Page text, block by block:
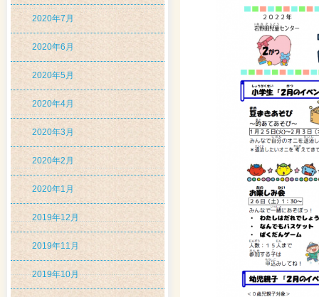
2020年7月
2020年6月
2020年5月
2020年4月
2020年3月
2020年2月
2020年1月
2019年12月
2019年11月
2019年10月